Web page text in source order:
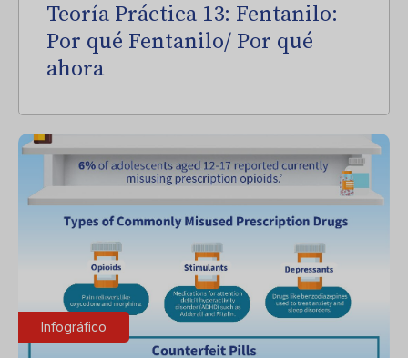
Teoría Práctica 13: Fentanilo:
Por qué Fentanilo/ Por qué
ahora
Infográfico